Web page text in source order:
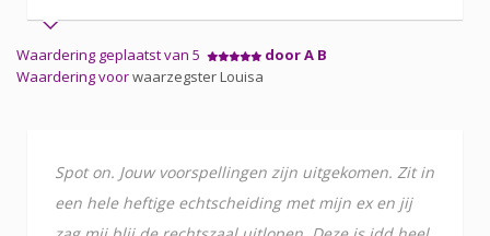
Waardering geplaatst van 5
door A B
Waardering voorwaarzegster Louisa
Spot on. Jouw voorspellingen zijn uitgekomen. Zit in
een hele heftige echtscheiding met mijn ex en jij